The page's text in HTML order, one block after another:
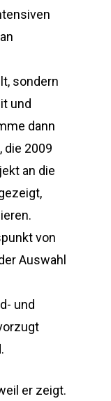
sondern
und
dann
die 2009
an die
von
Auswahl
und
er zeigt.